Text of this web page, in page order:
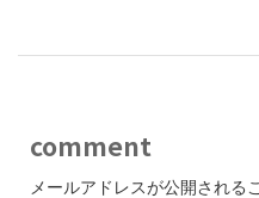
comment
メールアドレスが公開される